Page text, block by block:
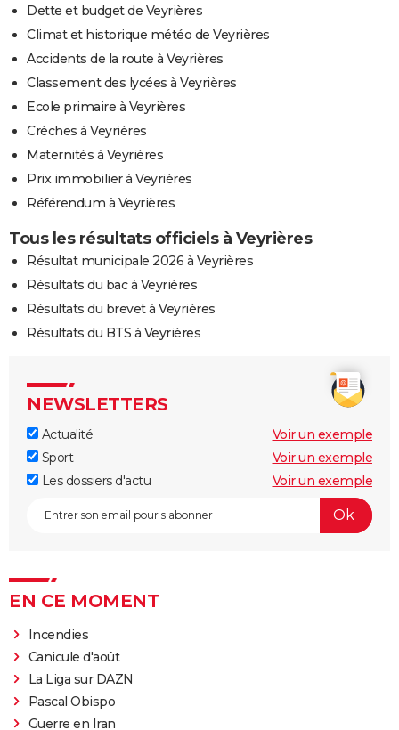
Dette et budget de Veyrières
Climat et historique météo de Veyrières
Accidents de la route à Veyrières
Classement des lycées à Veyrières
Ecole primaire à Veyrières
Crèches à Veyrières
Maternités à Veyrières
Prix immobilier à Veyrières
Référendum à Veyrières
Tous les résultats officiels à Veyrières
Résultat municipale 2026 à Veyrières
Résultats du bac à Veyrières
Résultats du brevet à Veyrières
Résultats du BTS à Veyrières
NEWSLETTERS
Actualité
Voir un exemple
Sport
Voir un exemple
Les dossiers d'actu
Voir un exemple
EN CE MOMENT
Incendies
Canicule d'août
La Liga sur DAZN
Pascal Obispo
Guerre en Iran